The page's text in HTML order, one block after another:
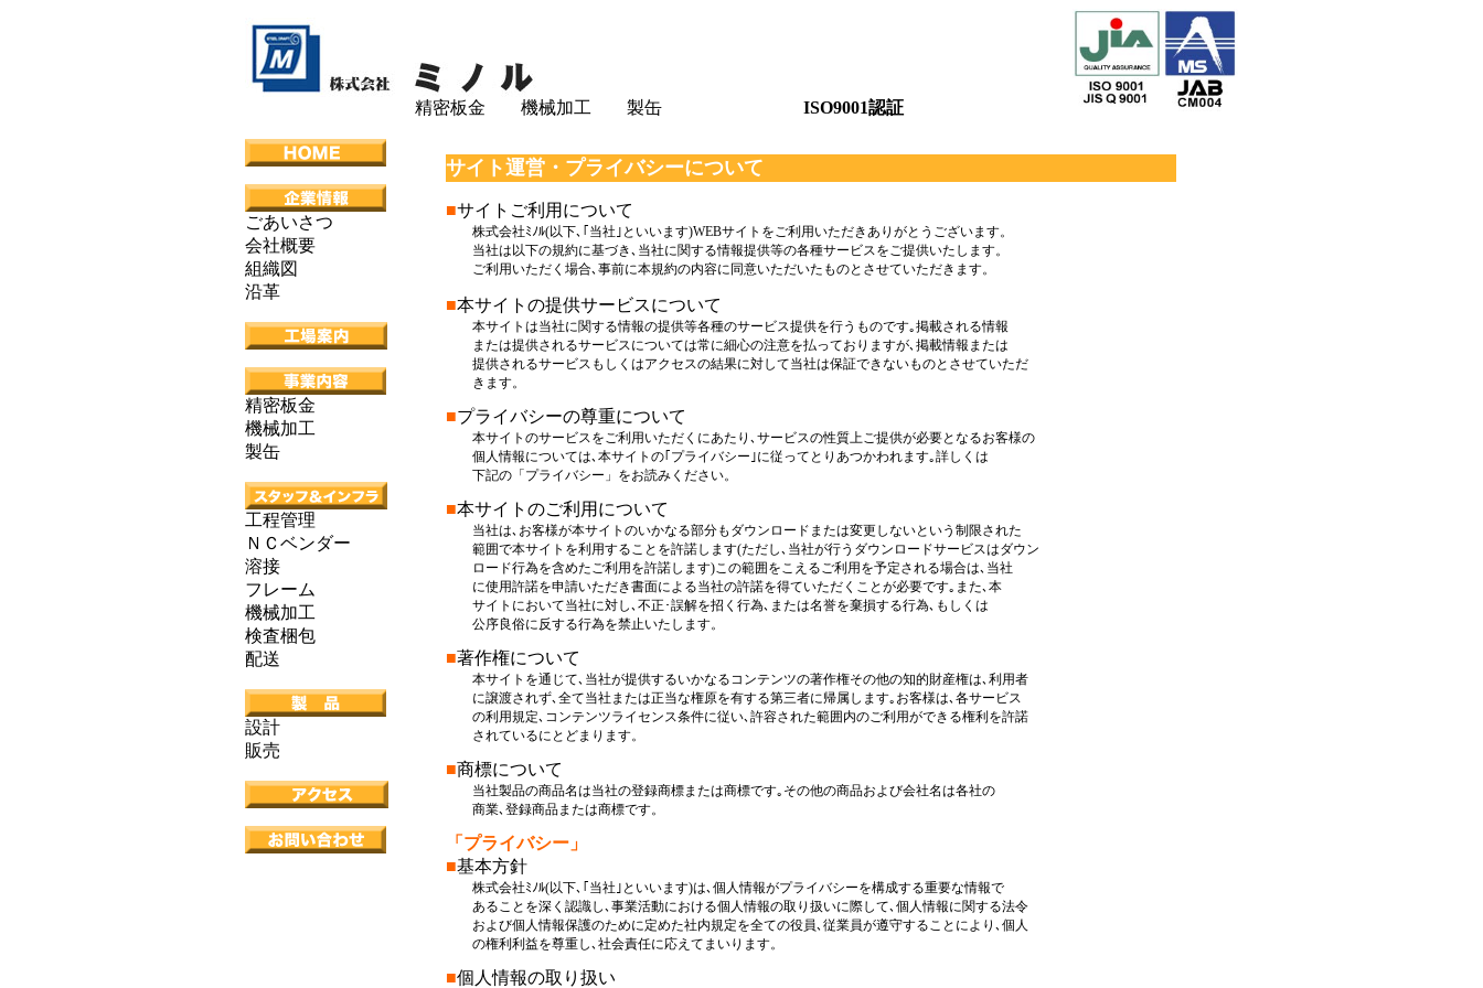
精密板金 機械加工 製缶 ISO9001認証
ごあいさつ
会社概要
組織図
沿革
精密板金
機械加工
製缶
工程管理
ＮＣベンダー
溶接
フレーム
機械加工
検査梱包
配送
設計
販売
サイト運営・プライバシーについて
■サイトご利用について
株式会社ﾐﾉﾙ(以下､｢当社｣といいます)WEBサイトをご利用いただきありがとうございます。
当社は以下の規約に基づき､当社に関する情報提供等の各種サービスをご提供いたします。
ご利用いただく場合､事前に本規約の内容に同意いただいたものとさせていただきます。
■本サイトの提供サービスについて
本サイトは当社に関する情報の提供等各種のサービス提供を行うものです｡掲載される情報
または提供されるサービスについては常に細心の注意を払っておりますが､掲載情報または
提供されるサービスもしくはアクセスの結果に対して当社は保証できないものとさせていただ
きます。
■プライバシーの尊重について
本サイトのサービスをご利用いただくにあたり､サービスの性質上ご提供が必要となるお客様の
個人情報については､本サイトの｢プライバシー｣に従ってとりあつかわれます｡詳しくは
下記の「プライバシー」をお読みください。
■本サイトのご利用について
当社は､お客様が本サイトのいかなる部分もダウンロードまたは変更しないという制限された
範囲で本サイトを利用することを許諾します(ただし､当社が行うダウンロードサービスはダウン
ロード行為を含めたご利用を許諾します)この範囲をこえるご利用を予定される場合は､当社
に使用許諾を申請いただき書面による当社の許諾を得ていただくことが必要です｡また､本
サイトにおいて当社に対し､不正･誤解を招く行為､または名誉を棄損する行為､もしくは
公序良俗に反する行為を禁止いたします。
■著作権について
本サイトを通じて､当社が提供するいかなるコンテンツの著作権その他の知的財産権は､利用者
に譲渡されず､全て当社または正当な権原を有する第三者に帰属します｡お客様は､各サービス
の利用規定､コンテンツライセンス条件に従い､許容された範囲内のご利用ができる権利を許諾
されているにとどまります。
■商標について
当社製品の商品名は当社の登録商標または商標です｡その他の商品および会社名は各社の
商業､登録商品または商標です。
「プライバシー」
■基本方針
株式会社ﾐﾉﾙ(以下､｢当社｣といいます)は､個人情報がプライバシーを構成する重要な情報で
あることを深く認識し､事業活動における個人情報の取り扱いに際して､個人情報に関する法令
および個人情報保護のために定めた社内規定を全ての役員､従業員が遵守することにより､個人
の権利利益を尊重し､社会責任に応えてまいります。
■個人情報の取り扱い